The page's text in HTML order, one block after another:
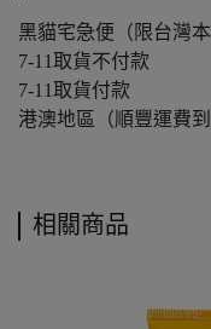
黑貓宅急便（限台灣
7-11取貨不付款
7-11取貨付款
港澳地區（順豐運費到
相關商品